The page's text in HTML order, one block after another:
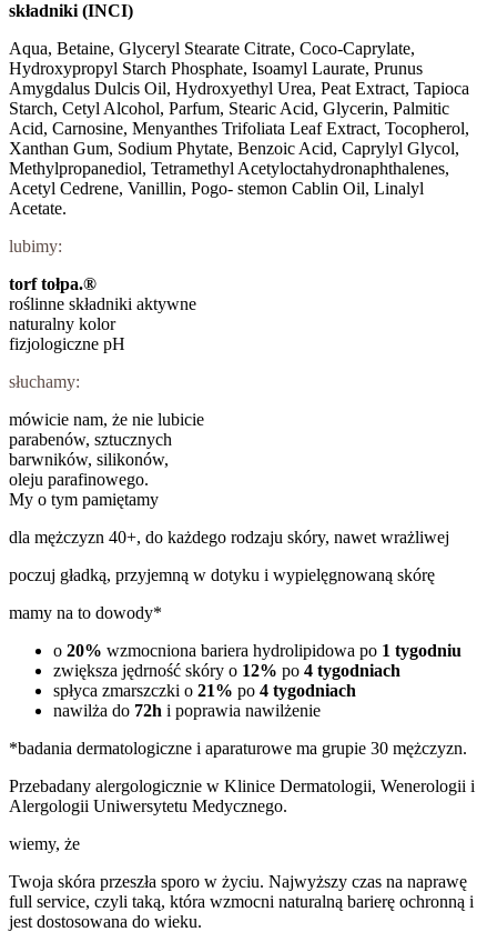
składniki (INCI)
Aqua, Betaine, Glyceryl Stearate Citrate, Coco-Caprylate,
Hydroxypropyl Starch Phosphate, Isoamyl Laurate, Prunus
Amygdalus Dulcis Oil, Hydroxyethyl Urea, Peat Extract, Tapioca
Starch, Cetyl Alcohol, Parfum, Stearic Acid, Glycerin, Palmitic
Acid, Carnosine, Menyanthes Trifoliata Leaf Extract, Tocopherol,
Xanthan Gum, Sodium Phytate, Benzoic Acid, Caprylyl Glycol,
Methylpropanediol, Tetramethyl Acetyloctahydronaphthalenes,
Acetyl Cedrene, Vanillin, Pogo- stemon Cablin Oil, Linalyl
Acetate.
lubimy:
torf tołpa.®
roślinne składniki aktywne
naturalny kolor
fizjologiczne pH
słuchamy:
mówicie nam, że nie lubicie
parabenów, sztucznych
barwników, silikonów,
oleju parafinowego.
My o tym pamiętamy
dla mężczyzn 40+, do każdego rodzaju skóry, nawet wrażliwej
poczuj gładką, przyjemną w dotyku i wypielęgnowaną skórę
mamy na to dowody*
o 20% wzmocniona bariera hydrolipidowa po 1 tygodniu
zwiększa jędrność skóry o 12% po 4 tygodniach
spłyca zmarszczki o 21% po 4 tygodniach
nawilża do 72h i poprawia nawilżenie
*badania dermatologiczne i aparaturowe ma grupie 30 mężczyzn.
Przebadany alergologicznie w Klinice Dermatologii, Wenerologii i
Alergologii Uniwersytetu Medycznego.
wiemy, że
Twoja skóra przeszła sporo w życiu. Najwyższy czas na naprawę
full service, czyli taką, która wzmocni naturalną barierę ochronną i
jest dostosowana do wieku.